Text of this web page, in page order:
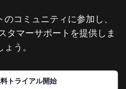
コミュニティに参加し、
タマーサポートを提供しま
ょう。
トライアル開始